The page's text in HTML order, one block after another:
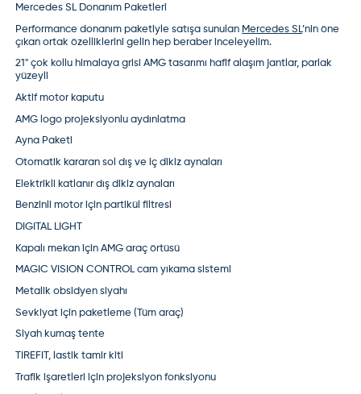
Mercedes SL Donanım Paketleri
Performance donanım paketiyle satışa sunulan Mercedes SL’nin öne
çıkan ortak özelliklerini gelin hep beraber inceleyelim.
21" çok kollu himalaya grisi AMG tasarımı hafif alaşım jantlar, parlak
yüzeyli
Aktif motor kaputu
AMG logo projeksiyonlu aydınlatma
Ayna Paketi
Otomatik kararan sol dış ve iç dikiz aynaları
Elektrikli katlanır dış dikiz aynaları
Benzinli motor için partikül filtresi
DIGITAL LIGHT
Kapalı mekan için AMG araç örtüsü
MAGIC VISION CONTROL cam yıkama sistemi
Metalik obsidyen siyahı
Sevkiyat için paketleme (Tüm araç)
Siyah kumaş tente
TIREFIT, lastik tamir kiti
Trafik işaretleri için projeksiyon fonksiyonu